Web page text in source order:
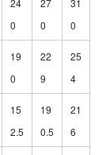
24
0
27
0
31
0
19
0
22
9
25
4
15
2.5
19
0.5
21
6